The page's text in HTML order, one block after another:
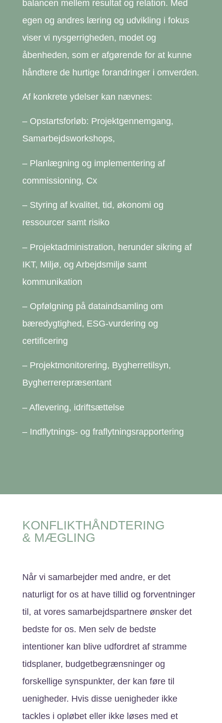
balancen mellem resultat og relation. Med
egen og andres læring og udvikling i fokus
viser vi nysgerrigheden, modet og
åbenheden, som er afgørende for at kunne
håndtere de hurtige forandringer i omverden.
Af konkrete ydelser kan nævnes:
– Opstartsforløb: Projektgennemgang,
Samarbejdsworkshops,
– Planlægning og implementering af
commissioning, Cx
– Styring af kvalitet, tid, økonomi og
ressourcer samt risiko
– Projektadministration, herunder sikring af
IKT, Miljø, og Arbejdsmiljø samt
kommunikation
– Opfølgning på dataindsamling om
bæredygtighed, ESG-vurdering og
certificering
– Projektmonitorering, Bygherretilsyn,
Bygherrerepræsentant
– Aflevering, idriftsættelse
– Indflytnings- og fraflytningsrapportering
KONFLIKTHÅNDTERING
& MÆGLING
Når vi samarbejder med andre, er det
naturligt for os at have tillid og forventninger
til, at vores samarbejdspartnere ønsker det
bedste for os. Men selv de bedste
intentioner kan blive udfordret af stramme
tidsplaner, budgetbegrænsninger og
forskellige synspunkter, der kan føre til
uenigheder. Hvis disse uenigheder ikke
tackles i opløbet eller ikke løses med et